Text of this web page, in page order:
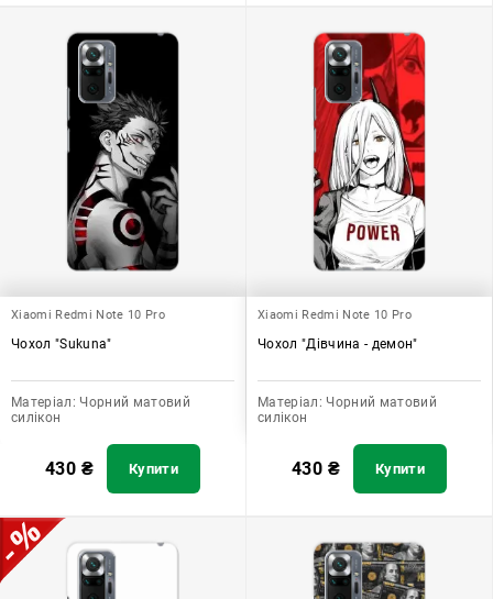
Xiaomi Redmi Note 10 Pro
Чохол "Sukuna"
Матеріал: Чорний матовий
силікон
430 ₴ Купити
Xiaomi Redmi Note 10 Pro
Чохол "Дівчина - демон"
Матеріал: Чорний матовий
силікон
430 ₴ Купити